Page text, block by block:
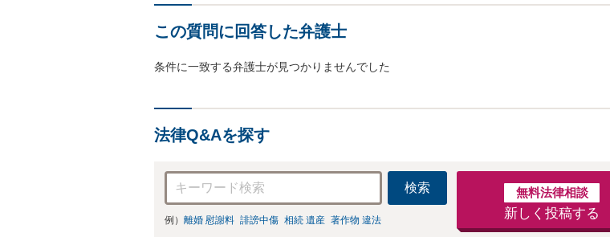
この質問に回答した弁護士
条件に一致する弁護士が見つかりませんでした
法律Q&Aを探す
検索
例） 離婚 慰謝料 誹謗中傷 相続 遺産 著作物 違法
無料法律相談
新しく投稿する